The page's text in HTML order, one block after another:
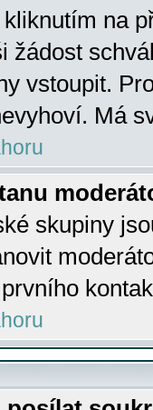
na
žádost
vstoupit.
Má
skupiny